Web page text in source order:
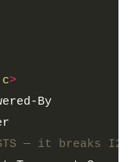
>
— it breaks I2P